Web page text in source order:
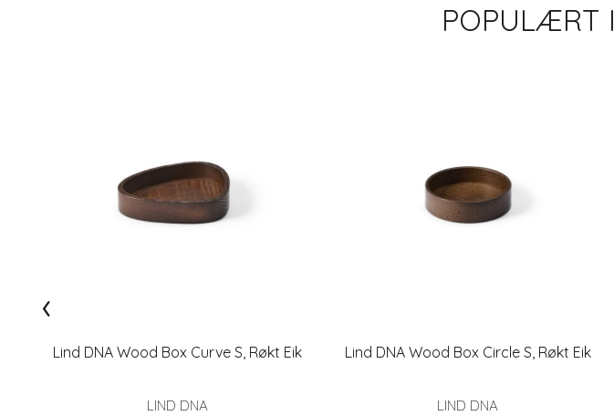
POPULÆRT I
Lind DNA Wood Box Curve S, Røkt Eik
LIND DNA
Lind DNA Wood Box Circle S, Røkt Eik
LIND DNA
‹